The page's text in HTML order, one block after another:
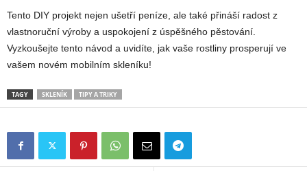
Tento DIY projekt nejen ušetří peníze, ale také přináší radost z
vlastnoruční výroby a uspokojení z úspěšného pěstování.
Vyzkoušejte tento návod a uvidíte, jak vaše rostliny prosperují ve
vašem novém mobilním skleníku!
TAGY SKLENÍK TIPY A TRIKY